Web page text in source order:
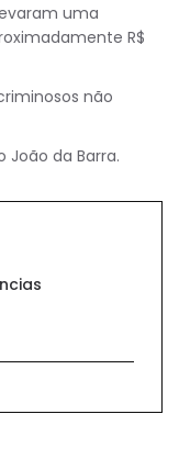
uma
R$
não
João da Barra.